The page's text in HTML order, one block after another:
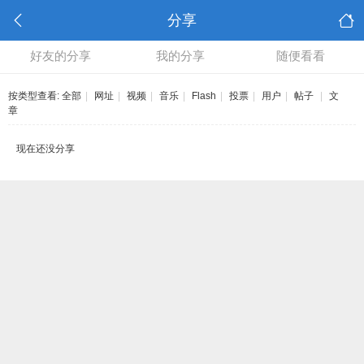
分享
好友的分享 我的分享 随便看看
按类型查看: 全部 网址 视频 音乐 Flash 投票 用户 帖子
文
章
现在还没分享